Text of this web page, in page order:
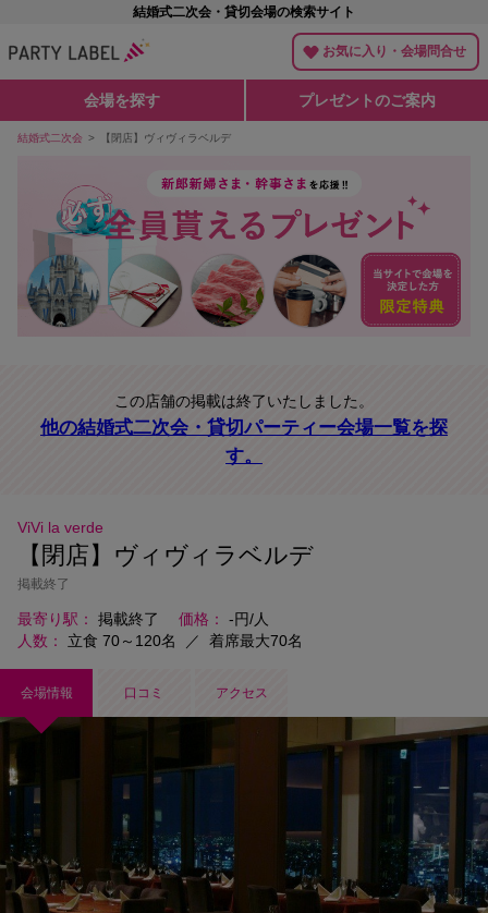
結婚式二次会・貸切会場の検索サイト
お気に入り・会場問合せ
会場を探す プレゼントのご案内
結婚式二次会 【閉店】ヴィヴィラベルデ
この店舗の掲載は終了いたしました。
他の結婚式二次会・貸切パーティー会場一覧を探
す。
ViVi la verde
【閉店】ヴィヴィラベルデ
掲載終了
最寄り駅 掲載終了 価格
-円/人
人数
立食 70～120名 ／ 着席最大70名
会場情報 口コミ アクセス